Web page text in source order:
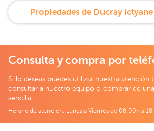
Consulta y compra por
Si lo deseas puedes utilizar nuestra atención
consultar a nuestro equipo o comprar de
sencilla.
Horario de atención: Lunes a Viernes de 08:00h a